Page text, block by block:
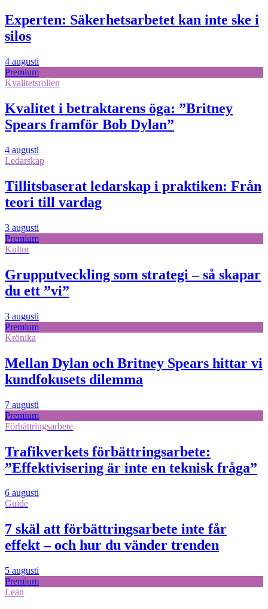
Experten: Säkerhetsarbetet kan inte ske i
silos
4 augusti
Premium
Kvalitetsrollen
Kvalitet i betraktarens öga: ”Britney
Spears framför Bob Dylan”
4 augusti
Ledarskap
Tillitsbaserat ledarskap i praktiken: Från
teori till vardag
3 augusti
Premium
Kultur
Grupputveckling som strategi – så skapar
du ett ”vi”
3 augusti
Premium
Krönika
Mellan Dylan och Britney Spears hittar vi
kundfokusets dilemma
7 augusti
Premium
Förbättringsarbete
Trafikverkets förbättringsarbete:
”Effektivisering är inte en teknisk fråga”
6 augusti
Guide
7 skäl att förbättringsarbete inte får
effekt – och hur du vänder trenden
5 augusti
Premium
Lean